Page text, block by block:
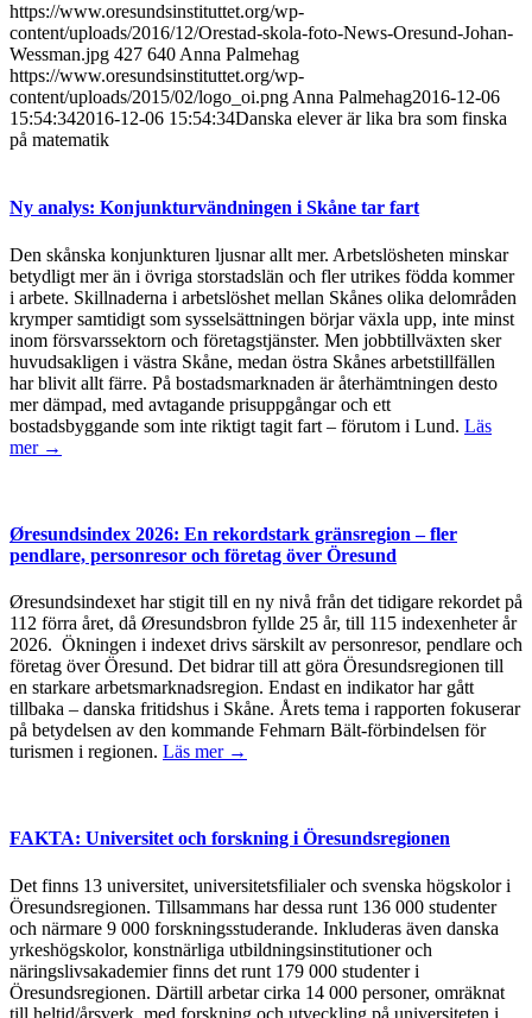
https://www.oresundsinstituttet.org/wp-
content/uploads/2016/12/Orestad-skola-foto-News-Oresund-Johan-
Wessman.jpg 427 640 Anna Palmehag
https://www.oresundsinstituttet.org/wp-
content/uploads/2015/02/logo_oi.png Anna Palmehag2016-12-06
15:54:342016-12-06 15:54:34Danska elever är lika bra som finska
på matematik
Ny analys: Konjunkturvändningen i Skåne tar fart
Den skånska konjunkturen ljusnar allt mer. Arbetslösheten minskar
betydligt mer än i övriga storstadslän och fler utrikes födda kommer
i arbete. Skillnaderna i arbetslöshet mellan Skånes olika delområden
krymper samtidigt som sysselsättningen börjar växla upp, inte minst
inom försvarssektorn och företagstjänster. Men jobbtillväxten sker
huvudsakligen i västra Skåne, medan östra Skånes arbetstillfällen
har blivit allt färre. På bostadsmarknaden är återhämtningen desto
mer dämpad, med avtagande prisuppgångar och ett
bostadsbyggande som inte riktigt tagit fart – förutom i Lund. Läs
mer →
Øresundsindex 2026: En rekordstark gränsregion – fler
pendlare, personresor och företag över Öresund
Øresundsindexet har stigit till en ny nivå från det tidigare rekordet på
112 förra året, då Øresundsbron fyllde 25 år, till 115 indexenheter år
2026. Ökningen i indexet drivs särskilt av personresor, pendlare och
företag över Öresund. Det bidrar till att göra Öresundsregionen till
en starkare arbetsmarknadsregion. Endast en indikator har gått
tillbaka – danska fritidshus i Skåne. Årets tema i rapporten fokuserar
på betydelsen av den kommande Fehmarn Bält-förbindelsen för
turismen i regionen. Läs mer →
FAKTA: Universitet och forskning i Öresundsregionen
Det finns 13 universitet, universitetsfilialer och svenska högskolor i
Öresundsregionen. Tillsammans har dessa runt 136 000 studenter
och närmare 9 000 forskningsstuderande. Inkluderas även danska
yrkeshögskolor, konstnärliga utbildningsinstitutioner och
näringslivsakademier finns det runt 179 000 studenter i
Öresundsregionen. Därtill arbetar cirka 14 000 personer, omräknat
till heltid/årsverk, med forskning och utveckling på universiteten i